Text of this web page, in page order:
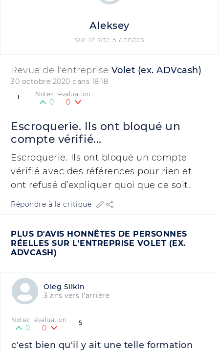
Revue de l'entreprise Volet (ex. ADVcash)
30 octobre 2020 dans 18:18
1 Notez l'évaluation
0 0
Escroquerie. Ils ont bloqué un
compte vérifié...
Escroquerie. Ils ont bloqué un compte
vérifié avec des références pour rien et
ont refusé d’expliquer quoi que ce soit.
Répondre à la critique
PLUS D'AVIS HONNÊTES DE PERSONNES
RÉELLES SUR L'ENTREPRISE VOLET (EX.
ADVCASH)
Oleg Silkin
3 ans vers l'arrière
5
Notez l'évaluation
0 0
c'est bien qu'il y ait une telle formation
Aleksey
sur le site 5 années